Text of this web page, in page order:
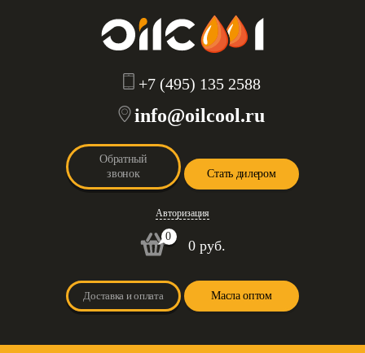
+7 (495) 135 2588
info@oilcool.ru
Обратный
звонок
Стать дилером
Авторизация
0
0 руб.
Доставка и оплата Масла оптом